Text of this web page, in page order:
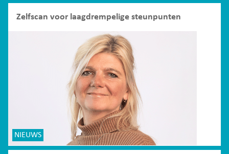
Zelfscan voor laagdrempelige steunpunten
NIEUWS